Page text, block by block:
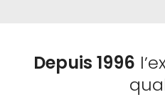
Depuis 1996